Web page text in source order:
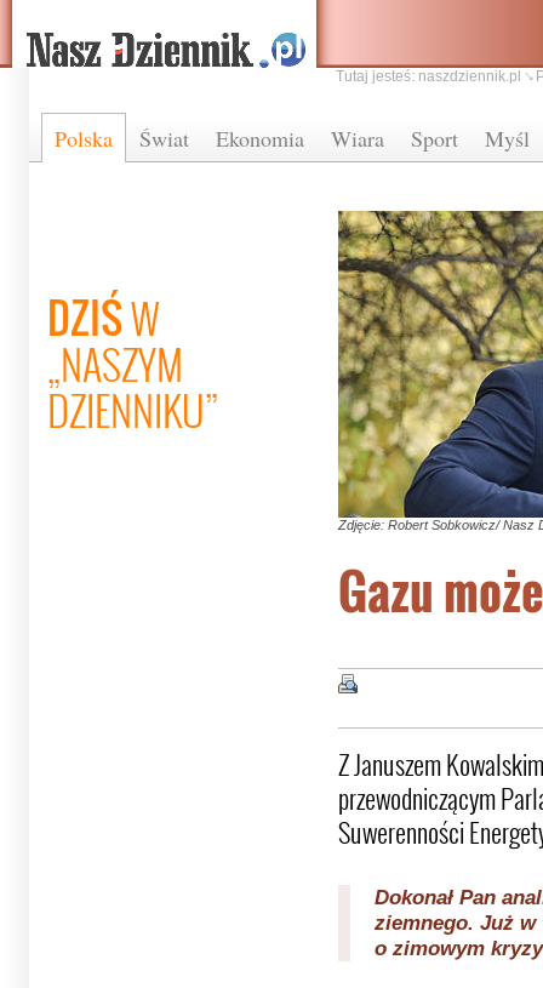
Polska Świat Ekonomia Wiara Sport Myśl
Tutaj jesteś: naszdziennik.pl
DZIŚW
„NASZYM
DZIENNIKU”
Zdjęcie: Robert Sobkowicz/ Nasz
Gazu
Z Januszem
przewodniczącym
Suwerenności
Dokonał Pan
ziemnego. Już
o zimowym